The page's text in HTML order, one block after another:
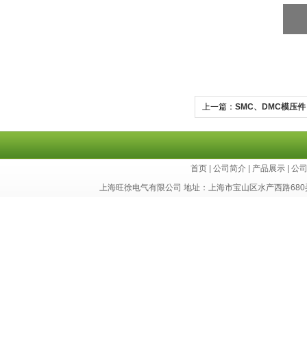
上一篇： SMC、DMC模压件
首页 |公司简介 产品展示 |公
上海旺徐电气有限公司 地址：上海市宝山区水产西路